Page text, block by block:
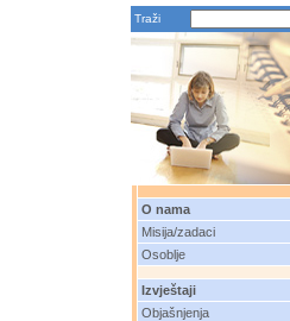
Traži
O nama
Misija/zadaci
Osoblje
Izvještaji
Objašnjenja